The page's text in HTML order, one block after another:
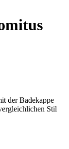
der Badekappe
Stil